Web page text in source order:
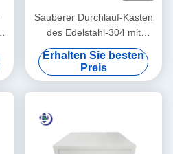
Sauberer Durchlauf-Kasten
des Edelstahl-304 mit
mechanischer/elektrischer
Verriegelung
Erhalten Sie besten
Preis